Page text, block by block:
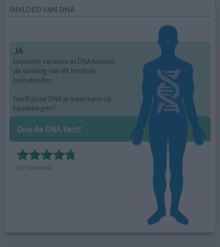
INVLOED VAN DNA
JA
bepaalde variaties in DNA kunnen
de werking van dit medicijn
beïnvloeden.
Geeft jouw DNA je meer kans op
bijwerkingen?
Doe de DNA test!
(52 reviews)